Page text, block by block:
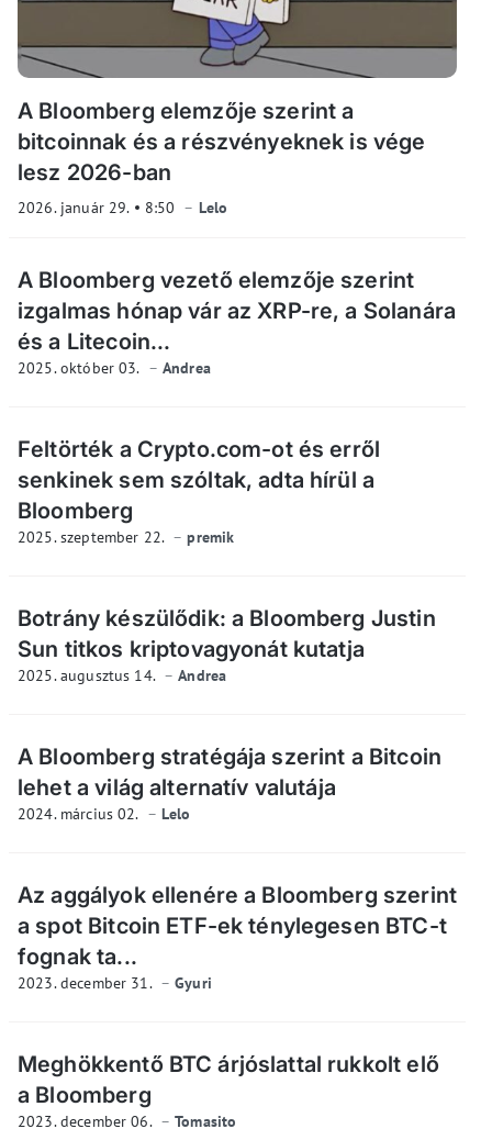
A Bloomberg elemzője szerint a
bitcoinnak és a részvényeknek is vége
lesz 2026-ban
2026. január 29. 8:50 Lelo
A Bloomberg vezető elemzője szerint
izgalmas hónap vár az XRP-re, a Solanára
és a Litecoin...
2025. október 03. Andrea
Feltörték a Crypto.com-ot és erről
senkinek sem szóltak, adta hírül a
Bloomberg
2025. szeptember 22. premik
Botrány készülődik: a Bloomberg Justin
Sun titkos kriptovagyonát kutatja
2025. augusztus 14. Andrea
A Bloomberg stratégája szerint a Bitcoin
lehet a világ alternatív valutája
2024. március 02. Lelo
Az aggályok ellenére a Bloomberg szerint
a spot Bitcoin ETF-ek ténylegesen BTC-t
fognak ta...
2023. december 31. Gyuri
Meghökkentő BTC árjóslattal rukkolt elő
a Bloomberg
2023. december 06. Tomasito